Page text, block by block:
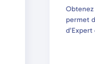
Obtenez
permet